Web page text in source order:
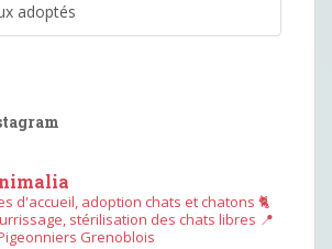
adoptés
d'accueil, adoption chats et chatons 🐈
stérilisation des chats libres 📍
Grenoblois